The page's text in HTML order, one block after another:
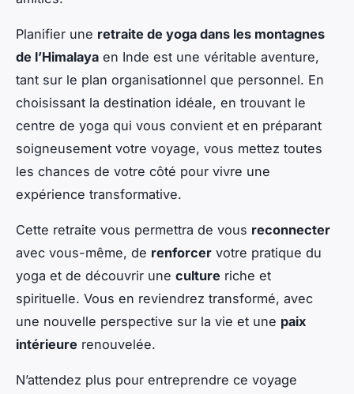
Planifier une retraite de yoga dans les montagnes
de l’Himalaya en Inde est une véritable aventure,
tant sur le plan organisationnel que personnel. En
choisissant la destination idéale, en trouvant le
centre de yoga qui vous convient et en préparant
soigneusement votre voyage, vous mettez toutes
les chances de votre côté pour vivre une
expérience transformative.
Cette retraite vous permettra de vous reconnecter
avec vous-même, de renforcer votre pratique du
yoga et de découvrir une culture riche et
spirituelle. Vous en reviendrez transformé, avec
une nouvelle perspective sur la vie et une paix
intérieure renouvelée.
N’attendez plus pour entreprendre ce voyage